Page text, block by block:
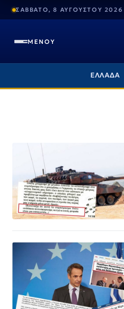
ΣΑΒΒΑΤΟ, 8 ΑΥΓΟΥΣΤΟΥ 2026
ΜΕΝΟΥ
ΕΛΛΑΔΑ